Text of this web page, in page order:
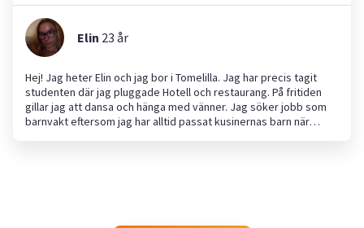
Elin 23 år
Hej! Jag heter Elin och jag bor i Tomelilla. Jag har precis tagit
studenten där jag pluggade Hotell och restaurang. På fritiden
gillar jag att dansa och hänga med vänner. Jag söker jobb som
barnvakt eftersom jag har alltid passat kusinernas barn när